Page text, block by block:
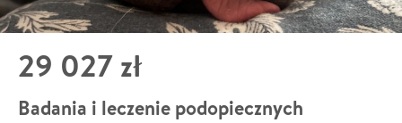
29 027 zł
Badania i leczenie podopiecznych